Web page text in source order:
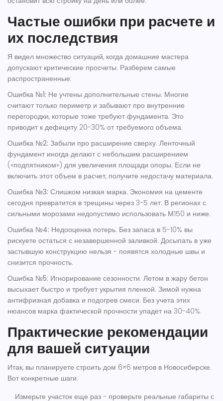
Частые ошибки при расчете и
их последствия
Я видел множество ситуаций, когда домашние мастера
допускают критические просчеты. Разберем самые
распространенные:
Ошибка №1: Не учтены дополнительные стены. Многие
считают только периметр и забывают про внутренние
перегородки, которые тоже требуют фундамента. Это
приводит к дефициту 20-30% от требуемого объема.
Ошибка №2: Забыли про расширение сверху. Ленточный
фундамент иногда делают с небольшим расширением
(«подпятником») для увеличения площади опоры. Если не
включить этот объем в расчет, получите недостачу материала.
Ошибка №3: Слишком низкая марка. Экономия на цементе
сегодня превратится в трещины через 3-5 лет. В регионах с
сильными морозами недопустимо использовать М150 и ниже.
Ошибка №4: Недооценка потерь. Без запаса в 5-10% вы
рискуете остаться с незавершенной заливкой. Досыпать в уже
застывшую конструкцию нельзя - появятся холодные швы и
снизится прочность.
Ошибка №5: Игнорирование сезонности. Летом в жару бетон
высыхает быстро и требует укрытия пленкой. Зимой нужна
антифризная добавка и подогрев смеси. Без учета этих
нюансов марка фактической прочности упадет на 30-40%.
Практические рекомендации
для вашей ситуации
Итак, вы планируете строить дом 6×6 метров в Новосибирске.
Вот конкретные шаги:
Измерьте участок еще раз - проверьте реальные габариты с